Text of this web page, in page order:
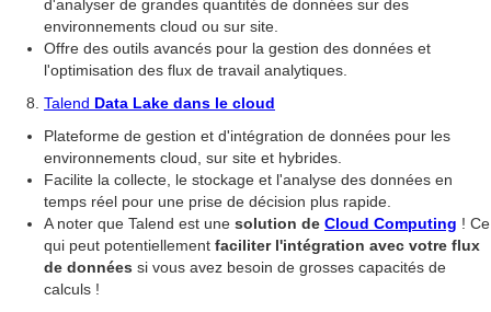
d'analyser de grandes quantités de données sur des
environnements cloud ou sur site.
Offre des outils avancés pour la gestion des données et
l'optimisation des flux de travail analytiques.
Talend Data Lake dans le cloud
Plateforme de gestion et d'intégration de données pour les
environnements cloud, sur site et hybrides.
Facilite la collecte, le stockage et l'analyse des données en
temps réel pour une prise de décision plus rapide.
A noter que Talend est une solution de Cloud Computing ! Ce
qui peut potentiellement faciliter l'intégration avec votre flux
de données si vous avez besoin de grosses capacités de
calculs !